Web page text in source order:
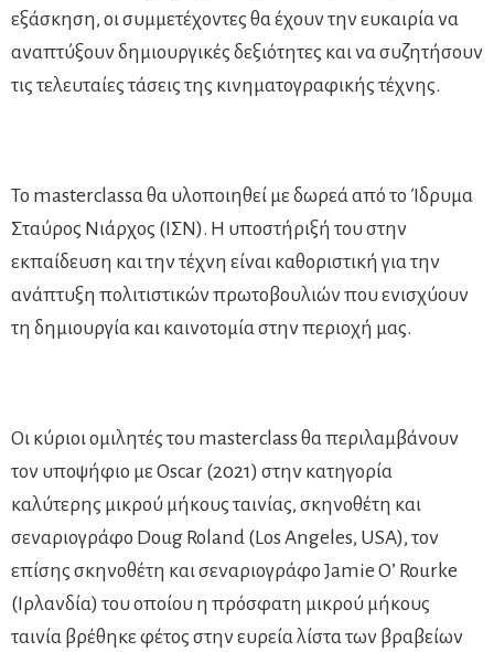
εξάσκηση, οι συμμετέχοντες θα έχουν την ευκαιρία να
αναπτύξουν δημιουργικές δεξιότητες και να συζητήσουν
τις τελευταίες τάσεις της κινηματογραφικής τέχνης.
Το masterclassα θα υλοποιηθεί με δωρεά από το Ίδρυμα
Σταύρος Νιάρχος (ΙΣΝ). Η υποστήριξή του στην
εκπαίδευση και την τέχνη είναι καθοριστική για την
ανάπτυξη πολιτιστικών πρωτοβουλιών που ενισχύουν
τη δημιουργία και καινοτομία στην περιοχή μας.
Οι κύριοι ομιλητές του masterclass θα περιλαμβάνουν
τον υποψήφιο με Oscar (2021) στην κατηγορία
καλύτερης μικρού μήκους ταινίας, σκηνοθέτη και
σεναριογράφο Doug Roland (Los Angeles, USA), τον
επίσης σκηνοθέτη και σεναριογράφο Jamie O’ Rourke
(Ιρλανδία) του οποίου η πρόσφατη μικρού μήκους
ταινία βρέθηκε φέτος στην ευρεία λίστα των βραβείων